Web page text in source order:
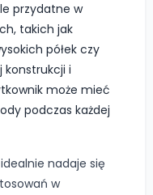
przydatne w
takich jak
półek czy
konstrukcji i
może mieć
podczas każdej
nadaje się
w